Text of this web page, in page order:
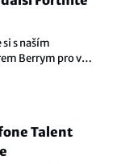
s naším
Berrym pro vás
Talent